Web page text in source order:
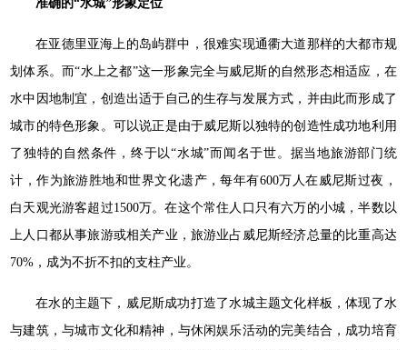
准确的“水城”形象定位
在亚德里亚海上的岛屿群中，很难实现通衢大道那样的大都市规
划体系。而“水上之都”这一形象完全与威尼斯的自然形态相适应，在
水中因地制宜，创造出适于自己的生存与发展方式，并由此而形成了
城市的特色形象。可以说正是由于威尼斯以独特的创造性成功地利用
了独特的自然条件，终于以“水城”而闻名于世。据当地旅游部门统
计，作为旅游胜地和世界文化遗产，每年有600万人在威尼斯过夜，
白天观光游客超过1500万。在这个常住人口只有六万的小城，半数以
上人口都从事旅游或相关产业，旅游业占威尼斯经济总量的比重高达
70%，成为不折不扣的支柱产业。
在水的主题下，威尼斯成功打造了水城主题文化样板，体现了水
与建筑，与城市文化和精神，与休闲娱乐活动的完美结合，成功培育